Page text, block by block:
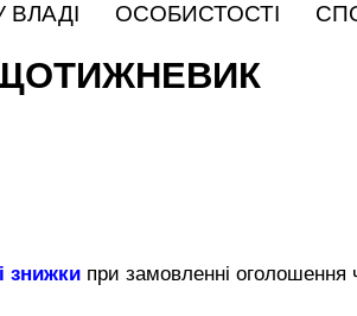
ВЛАДІ ОСОБИСТОСТІ
знижки при замовленні оголошення